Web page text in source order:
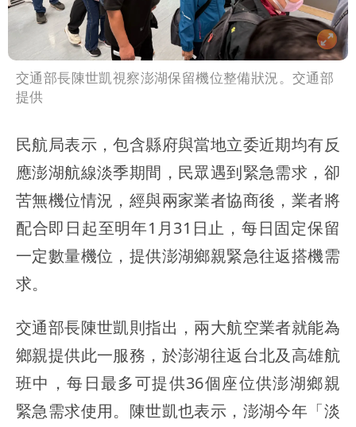
交通部長陳世凱視察澎湖保留機位整備狀況。交通部
提供
民航局表示，包含縣府與當地立委近期均有反
應澎湖航線淡季期間，民眾遇到緊急需求，卻
苦無機位情況，經與兩家業者協商後，業者將
配合即日起至明年1月31日止，每日固定保留
一定數量機位，提供澎湖鄉親緊急往返搭機需
求。
交通部長陳世凱則指出，兩大航空業者就能為
鄉親提供此一服務，於澎湖往返台北及高雄航
班中，每日最多可提供36個座位供澎湖鄉親
緊急需求使用。陳世凱也表示，澎湖今年「淡